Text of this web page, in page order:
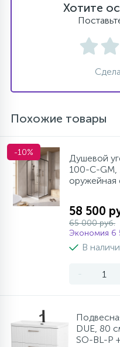
Хотите
Похожие товары
-10%
Душевой
100-C-GM,
оружейная
58 500
65 000 руб.
Экономия 6
В
-
DUE, 80
SO-BL-P